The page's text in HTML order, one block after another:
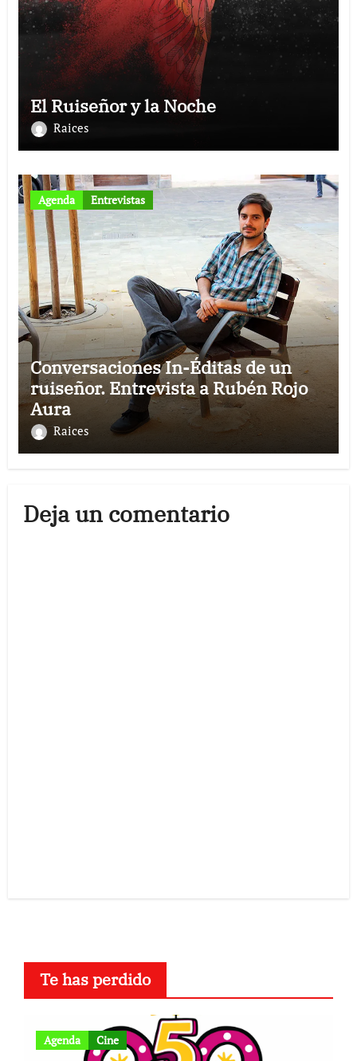
El Ruiseñor y la Noche
Raices
Agenda Entrevistas
Conversaciones In-Éditas de un
ruiseñor. Entrevista a Rubén Rojo
Aura
Raices
Deja un comentario
Te has perdido
Agenda Cine